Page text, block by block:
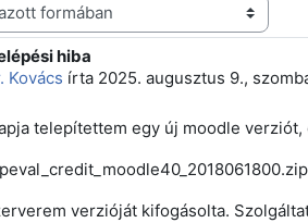
hiba
Kovács írta 2025. augusztus 9.,
1
telepítettem egy új moodle
verzióját kifogásolta.